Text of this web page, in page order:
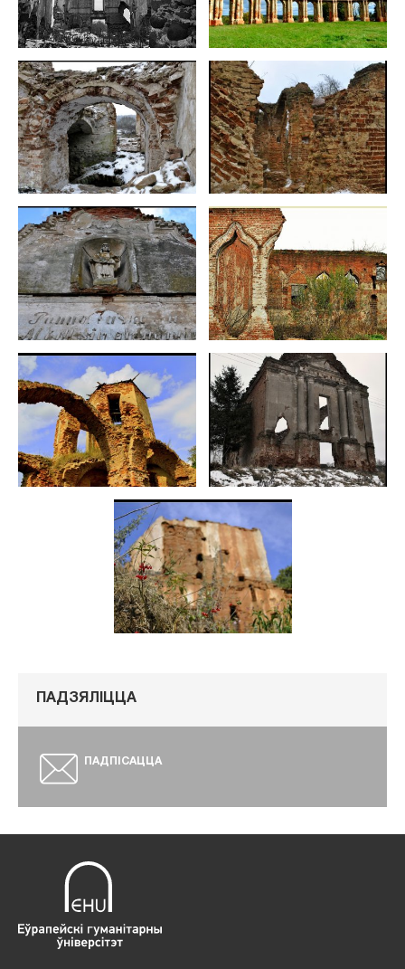
ПАДЗЯЛІЦЦА
ПАДПІСАЦЦА